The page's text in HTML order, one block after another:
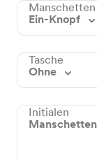
Manschetten
Ein-Knopf
Tasche
Ohne
Initialen
Manschetten